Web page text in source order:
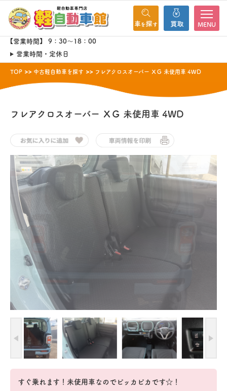
MENU
【営業時間】 9：30～18：00
営業時間・定休日
TOP 中古軽自動車を探す フレアクロスオーバー ＸＧ 未使用車 4WD
フレアクロスオーバー ＸＧ 未使用車 4WD
すぐ乗れます！未使用車なのでピッカピカです☆！